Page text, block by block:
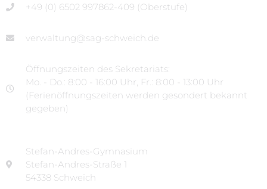
+49 (0) 6502 997862-409 (Oberstufe)
verwaltung@sag-schweich.de
Öffnungszeiten des Sekretariats:
Mo. - Do.: 8:00 - 16:00 Uhr, Fr.: 8:00 - 13:00 Uhr
(Ferienöffnungszeiten werden gesondert bekannt
gegeben)
Stefan-Andres-Gymnasium
Stefan-Andres-Straße 1
54338 Schweich